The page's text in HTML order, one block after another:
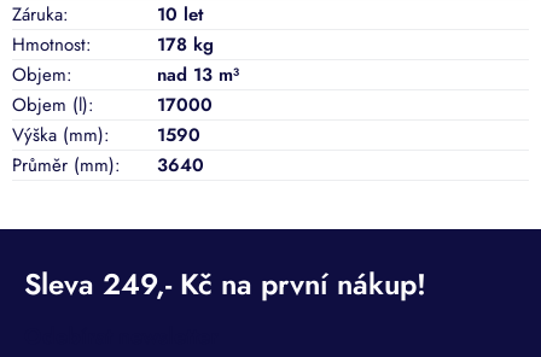
Záruka:
10 let
Hmotnost:
178 kg
Objem:
nad 13 m³
Objem (l):
17000
Výška (mm):
1590
Průměr (mm): 3640